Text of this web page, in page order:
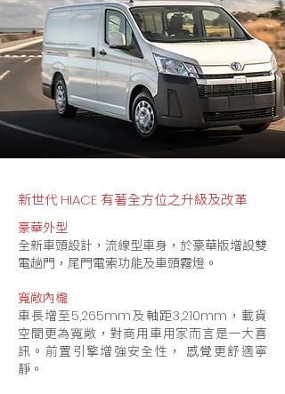
新世代HIACE 有著全方位之升級及改革
豪華外型
全新車頭設計，流線型車身，於豪華版增設雙
電趟門，尾門電索功能及車頭霧燈。
寬敞內櫳
車長增至5,265mm及軸距3,210mm ，載貨
空間更為寬敞，對商用車用家而言是一大喜
訊。前置引擎增強安全性， 慼覺更舒適寧
靜。